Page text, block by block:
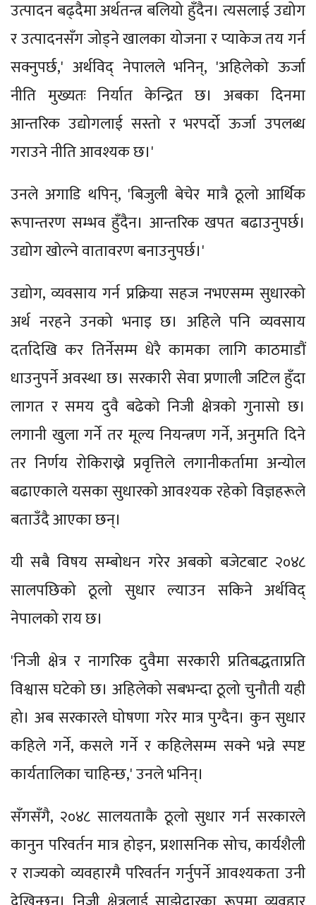
उत्पादन बढ्दैमा अर्थतन्त्र बलियो हुँदैन। त्यसलाई उद्योग
र उत्पादनसँग जोड्ने खालका योजना र प्याकेज तय गर्न
सक्नुपर्छ,' अर्थविद् नेपालले भनिन्, 'अहिलेको ऊर्जा
नीति मुख्यतः निर्यात केन्द्रित छ। अबका दिनमा
आन्तरिक उद्योगलाई सस्तो र भरपर्दो ऊर्जा उपलब्ध
गराउने नीति आवश्यक छ।'
उनले अगाडि थपिन्, 'बिजुली बेचेर मात्रै ठूलो आर्थिक
रूपान्तरण सम्भव हुँदैन। आन्तरिक खपत बढाउनुपर्छ।
उद्योग खोल्ने वातावरण बनाउनुपर्छ।'
उद्योग, व्यवसाय गर्न प्रक्रिया सहज नभएसम्म सुधारको
अर्थ नरहने उनको भनाइ छ। अहिले पनि व्यवसाय
दर्तादेखि कर तिर्नेसम्म धेरै कामका लागि काठमाडौं
धाउनुपर्ने अवस्था छ। सरकारी सेवा प्रणाली जटिल हुँदा
लागत र समय दुवै बढेको निजी क्षेत्रको गुनासो छ।
लगानी खुला गर्ने तर मूल्य नियन्त्रण गर्ने, अनुमति दिने
तर निर्णय रोकिराख्ने प्रवृत्तिले लगानीकर्तामा अन्योल
बढाएकाले यसका सुधारको आवश्‍यक रहेको विज्ञहरूले
बताउँदै आएका छन्।
यी सबै विषय सम्बोधन गरेर अबको बजेटबाट २०४८
सालपछिको ठूलो सुधार ल्याउन सकिने अर्थविद्
नेपालको राय छ।
'निजी क्षेत्र र नागरिक दुवैमा सरकारी प्रतिबद्धताप्रति
विश्वास घटेको छ। अहिलेको सबभन्दा ठूलो चुनौती यही
हो। अब सरकारले घोषणा गरेर मात्र पुग्दैन। कुन सुधार
कहिले गर्ने, कसले गर्ने र कहिलेसम्म सक्ने भन्ने स्पष्ट
कार्यतालिका चाहिन्छ,' उनले भनिन्।
सँगसँगै, २०४८ सालयताकै ठूलो सुधार गर्न सरकारले
कानुन परिवर्तन मात्र होइन, प्रशासनिक सोच, कार्यशैली
र राज्यको व्यवहारमै परिवर्तन गर्नुपर्ने आवश्यकता उनी